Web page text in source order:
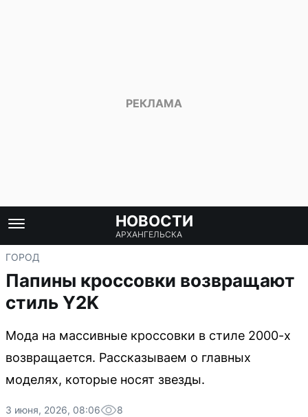
НОВОСТИ
АРХАНГЕЛЬСКА
ГОРОД
Папины кроссовки возвращают
стиль Y2K
Мода на массивные кроссовки в стиле 2000-х
возвращается. Рассказываем о главных
моделях, которые носят звезды.
3 июня, 2026, 08:06 8